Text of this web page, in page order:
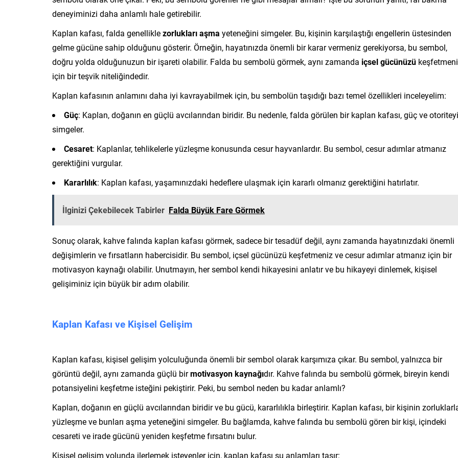
deneyiminizi daha anlamlı hale getirebilir.
Kaplan kafası, falda genelliklezorlukları aşma yeteneğini simgeler. Bu, kişinin karşılaştığı engellerin üstesinden
gelme gücüne sahip olduğunu gösterir. Örneğin, hayatınızda önemli bir karar vermeniz gerekiyorsa, bu sembol,
doğru yolda olduğunuzun bir işareti olabilir. Falda bu sembolü görmek, aynı zamanda içsel gücünüzü
için bir teşvik niteliğindedir.
Kaplan kafasının anlamını daha iyi kavrayabilmek için, bu sembolün taşıdığı bazı temel özellikleri inceleyelim:
Güç: Kaplan, doğanın en güçlü avcılarından biridir. Bu nedenle, falda görülen bir kaplan kafası, güç ve otoriteyi
simgeler.
Cesaret: Kaplanlar, tehlikelerle yüzleşme konusunda cesur hayvanlardır. Bu sembol, cesur adımlar atmanız
gerektiğini vurgular.
Kararlılık: Kaplan kafası, yaşamınızdaki hedeflere ulaşmak için kararlı olmanız gerektiğini hatırlatır.
İlginizi Çekebilecek Tabirler Falda Büyük Fare Görmek
Sonuç olarak, kahve falında kaplan kafası görmek, sadece bir tesadüf değil, aynı zamanda hayatınızdaki önemli
değişimlerin ve fırsatların habercisidir. Bu sembol, içsel gücünüzü keşfetmeniz ve cesur adımlar atmanız için bir
motivasyon kaynağı olabilir. Unutmayın, her sembol kendi hikayesini anlatır ve bu hikayeyi dinlemek, kişisel
gelişiminiz için büyük bir adım olabilir.
Kaplan Kafası ve Kişisel Gelişim
Kaplan kafası, kişisel gelişim yolculuğunda önemli bir sembol olarak karşımıza çıkar. Bu sembol, yalnızca bir
görüntü değil, aynı zamanda güçlü birmotivasyon kaynağıdır. Kahve falında bu sembolü görmek, bireyin kendi
potansiyelini keşfetme isteğini pekiştirir. Peki, bu sembol neden bu kadar anlamlı?
Kaplan, doğanın en güçlü avcılarından biridir ve bu gücü, kararlılıkla birleştirir. Kaplan kafası, bir kişinin
yüzleşme ve bunları aşma yeteneğini simgeler. Bu bağlamda, kahve falında bu sembolü gören bir kişi, içindeki
cesareti ve irade gücünü yeniden keşfetme fırsatını bulur.
Kişisel gelişim yolunda ilerlemek isteyenler için, kaplan kafası şu anlamları taşır: